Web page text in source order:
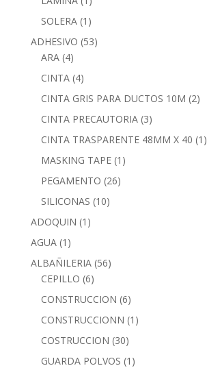
SOLERA (1)
ADHESIVO (53)
ARA (4)
CINTA (4)
CINTA GRIS PARA DUCTOS 10M (2)
CINTA PRECAUTORIA (3)
CINTA TRASPARENTE 48MM X 40 (1)
MASKING TAPE (1)
PEGAMENTO (26)
SILICONAS (10)
ADOQUIN (1)
AGUA (1)
ALBAÑILERIA (56)
CEPILLO (6)
CONSTRUCCION (6)
CONSTRUCCIONN (1)
COSTRUCCION (30)
GUARDA POLVOS (1)